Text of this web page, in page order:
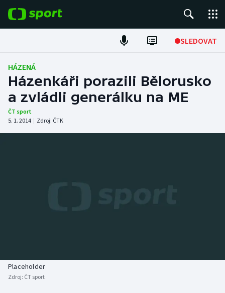
SLEDOVAT
Fotbal
Hokej
Tenis
Atletika
Biatlon
Aplikace ČT sport
HÁZENÁ
Házenkáři porazili Bělorusko
a zvládli generálku na ME
ČT sport
5. 1. 2014 | Zdroj: ČTK
Placeholder
Zdroj: ČT sport